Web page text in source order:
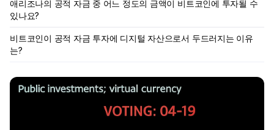
애리조나의 공적 자금 중 어느 정도의 금액이 비트코인에 투자될 수
있나요?
비트코인이 공적 자금 투자에 디지털 자산으로서 두드러지는 이유
는?